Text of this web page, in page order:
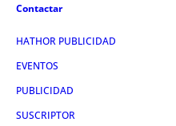
Contactar
HATHOR PUBLICIDAD
EVENTOS
PUBLICIDAD
SUSCRIPTOR